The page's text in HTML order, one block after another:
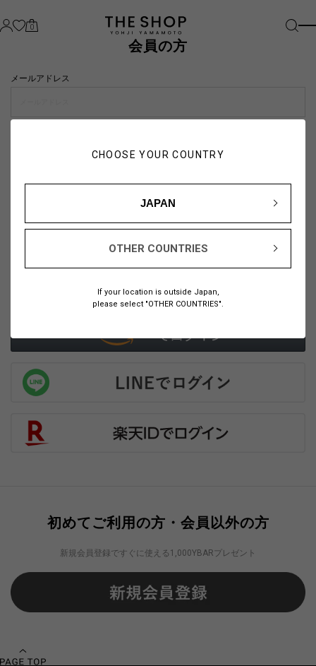
CHOOSE YOUR COUNTRY
JAPAN
OTHER COUNTRIES
If your location is outside Japan,
please select "OTHER COUNTRIES".
0
会員の方
メールアドレス
こちら
または
初めてご利用の方・会員以外の方
新規会員登録ですぐに使える1,000YBARプレゼント